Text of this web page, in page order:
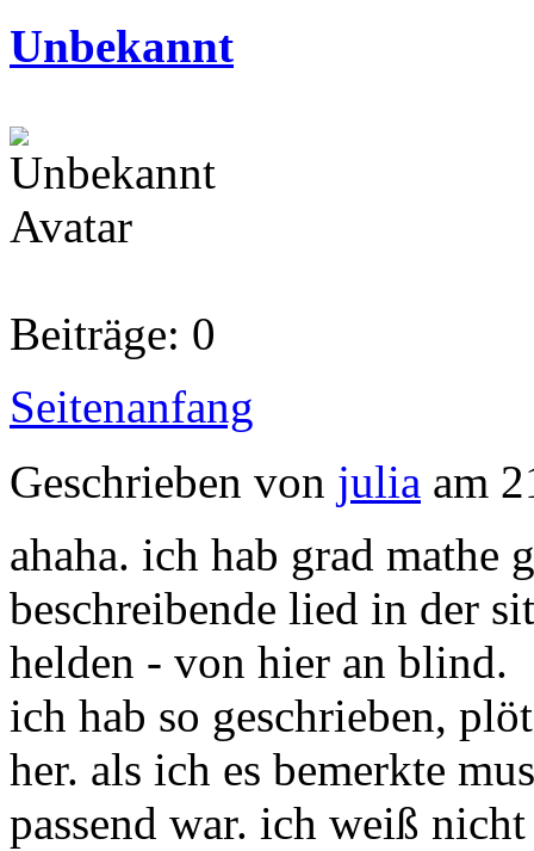
Unbekannt
Beiträge: 0
Seitenanfang
Geschrieben von julia am
ahaha. ich hab grad mathe
beschreibende lied in der
helden - von hier an blind.
ich hab so geschrieben,
her. als ich es bemerkte
passend war. ich weiß